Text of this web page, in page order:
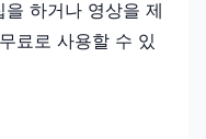
하거나 영상을 제
료로 사용할 수 있